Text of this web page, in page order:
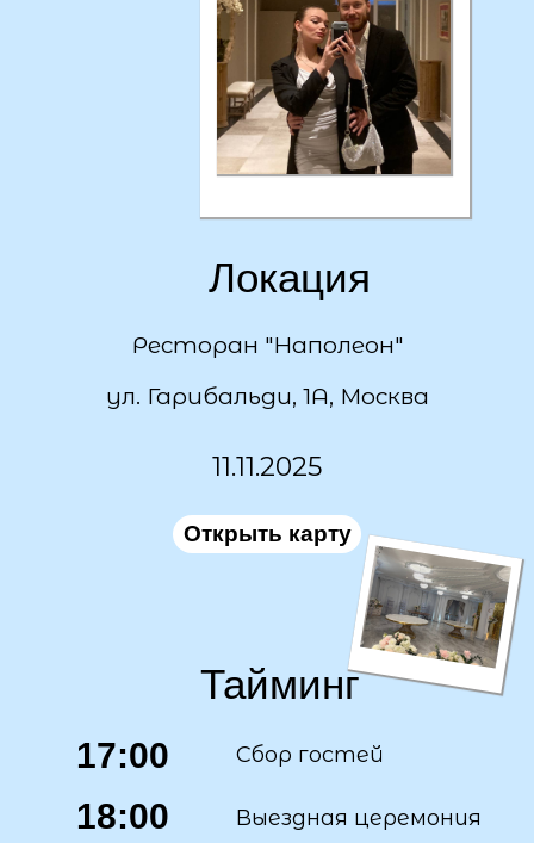
Локация
Ресторан "Наполеон"
ул. Гарибальди, 1А, Москва
11.11.2025
Тайминг
17:00
18:00
Сбор гостей
Выездная церемония
Открыть карту